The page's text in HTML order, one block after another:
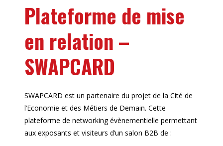
Plateforme de mise
en relation –
SWAPCARD
SWAPCARD est un partenaire du projet de la Cité de
l’Economie et des Métiers de Demain. Cette
plateforme de networking évènementielle permettant
aux exposants et visiteurs d’un salon B2B de :